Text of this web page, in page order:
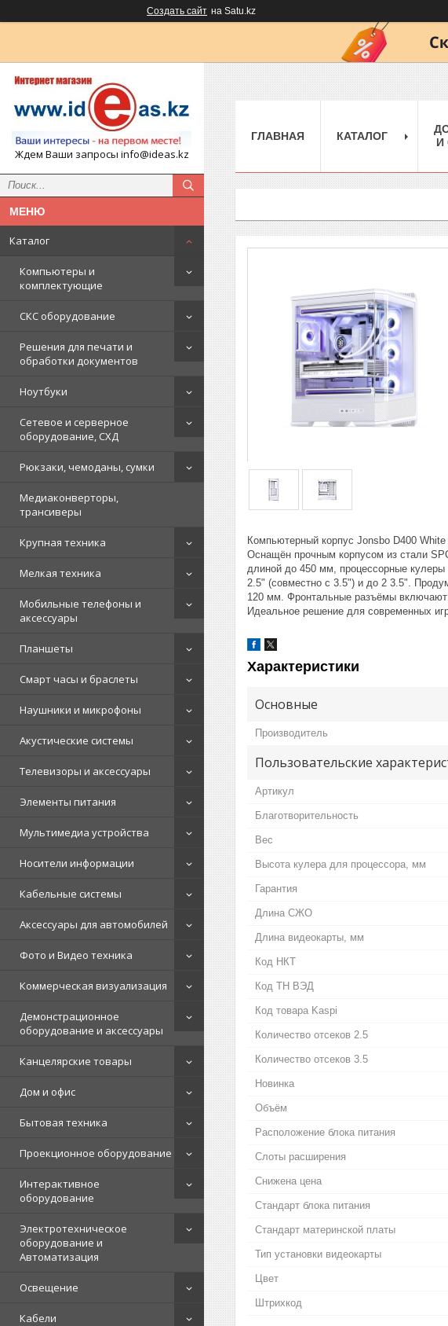
Создать сайт на Satu.kz
Ждем Ваши запросы info@ideas.kz
Каталог
Компьютеры и
комплектующие
СКС оборудование
Решения для печати и
обработки документов
Ноутбуки
Сетевое и серверное
оборудование, СХД
Рюкзаки, чемоданы, сумки
Медиаконверторы,
трансиверы
Крупная техника
Мелкая техника
Мобильные телефоны и
аксессуары
Планшеты
Смарт часы и браслеты
Наушники и микрофоны
Акустические системы
Телевизоры и аксессуары
Элементы питания
Мультимедиа устройства
Носители информации
Кабельные системы
Аксессуары для автомобилей
Фото и Видео техника
Коммерческая визуализация
Демонстрационное
оборудование и аксессуары
Канцелярские товары
Дом и офис
Бытовая техника
Проекционное оборудование
Интерактивное
оборудование
Электротехническое
оборудование и
Автоматизация
Освещение
Кабели
ГЛАВНАЯ КАТАЛОГ
И
Компьютерный корпус Jonsbo D400
Оснащён прочным корпусом из стали
длиной до 450 мм, процессорные
2.5" (совместно с 3.5") и до 2 3.5".
120 мм. Фронтальные разъёмы
Идеальное решение для современных
Характеристики
Основные
Производитель
Пользовательские
Артикул
Благотворительность
Вес
Высота кулера для процессора, мм
Гарантия
Длина СЖО
Длина видеокарты, мм
Код НКТ
Код ТН ВЭД
Код товара Kaspi
Количество отсеков 2.5
Количество отсеков 3.5
Новинка
Объём
Расположение блока питания
Слоты расширения
Снижена цена
Стандарт блока питания
Стандарт материнской платы
Тип установки видеокарты
Цвет
Штрихкод